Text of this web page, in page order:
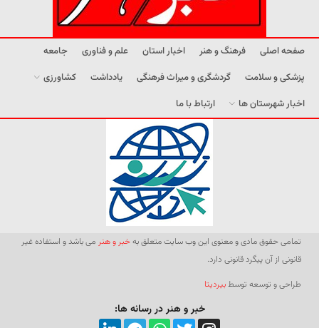
صفحه اصلی فرهنگ و هنر اخبار استان علم و فناوری
جامعه
پزشکی و سلامت
گردشگری و میراث فرهنگی یادداشت
کشاورزی
اخبار شهرستان ها
ارتباط با ما
تمامی حقوق مادی و معنوی این وب سایت متعلق بهخبر و هنر می باشد و استفاده غیر
قانونی از آن پیگرد قانونی دارد.
طراحی و توسعه توسطبیردیتا
خبر و هنر در رسانه ها: